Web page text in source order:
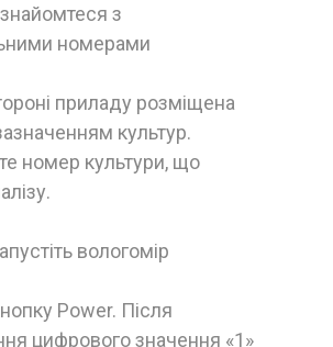
з
номерами
приладу розміщена
культур.
номер культури, що
вологомір
Power. Після
цифрового значення «1»